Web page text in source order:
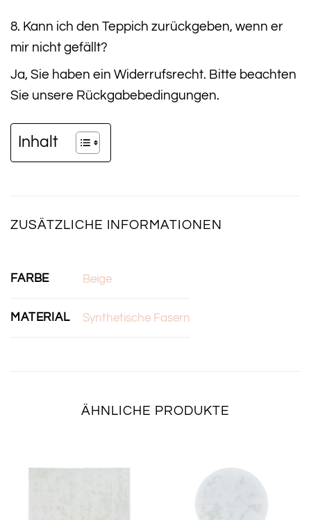
8. Kann ich den Teppich zurückgeben, wenn er
mir nicht gefällt?
Ja, Sie haben ein Widerrufsrecht. Bitte beachten
Sie unsere Rückgabebedingungen.
Inhalt
ZUSÄTZLICHE INFORMATIONEN
FARBE Beige
MATERIAL Synthetische Fasern
ÄHNLICHE PRODUKTE